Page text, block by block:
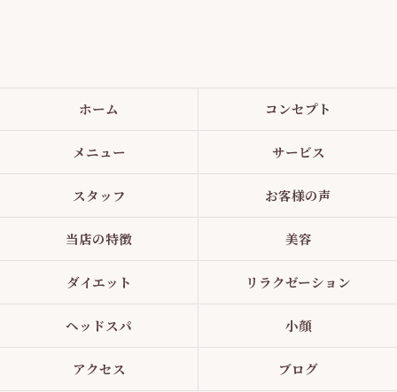
ホーム コンセプト
メニュー サービス
スタッフ お客様の声
当店の特徴 美容
ダイエット リラクゼーション
ヘッドスパ 小顔
アクセス ブログ